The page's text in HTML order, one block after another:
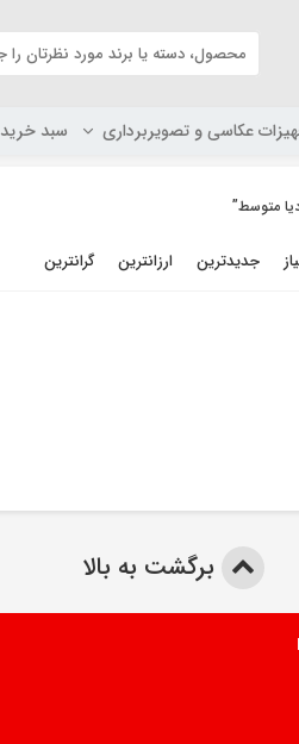
عکاسی و تصویربرداری سبد خرید
متوسط”
جدیدترین ارزانترین گرانترین
برگشت به بالا